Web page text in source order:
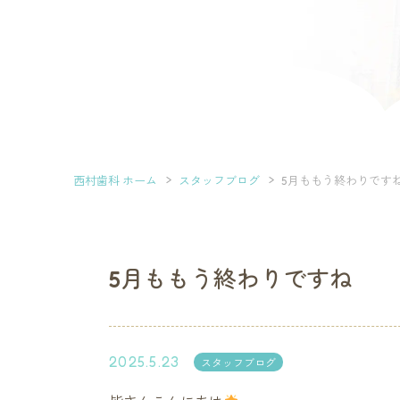
西村歯科 ホーム スタッフブログ 5月ももう終わりです
5月ももう終わりですね
2025.5.23 スタッフブログ